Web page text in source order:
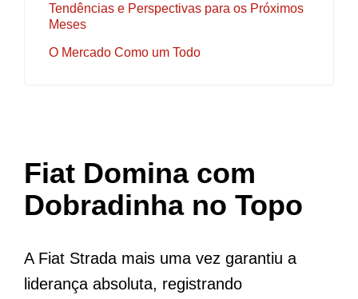
Tendências e Perspectivas para os Próximos
Meses
O Mercado Como um Todo
Fiat Domina com
Dobradinha no Topo
A Fiat Strada mais uma vez garantiu a
liderança absoluta, registrando